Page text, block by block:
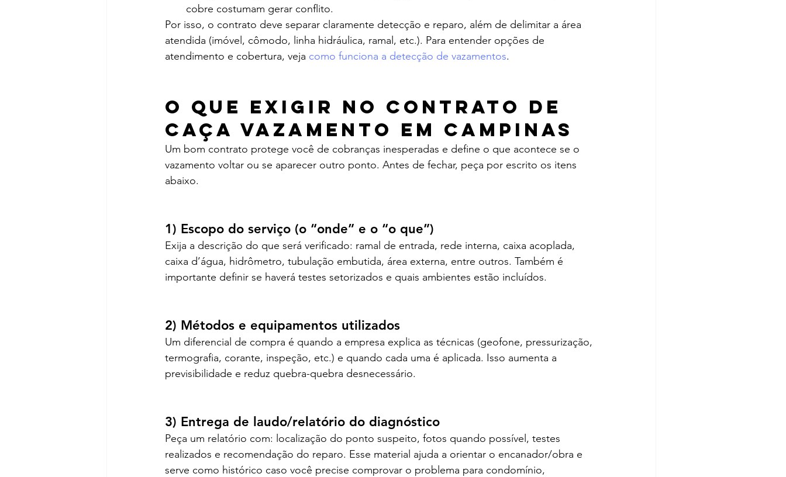
cobre costumam gerar conflito.
Por isso, o contrato deve separar claramente detecção e reparo, além de delimitar a área
atendida (imóvel, cômodo, linha hidráulica, ramal, etc.). Para entender opções de
atendimento e cobertura, veja como funciona a detecção de vazamentos.
O que exigir no contrato de
caça vazamento em Campinas
Um bom contrato protege você de cobranças inesperadas e define o que acontece se o
vazamento voltar ou se aparecer outro ponto. Antes de fechar, peça por escrito os itens
abaixo.
1) Escopo do serviço (o “onde” e o “o que”)
Exija a descrição do que será verificado: ramal de entrada, rede interna, caixa acoplada,
caixa d’água, hidrômetro, tubulação embutida, área externa, entre outros. Também é
importante definir se haverá testes setorizados e quais ambientes estão incluídos.
2) Métodos e equipamentos utilizados
Um diferencial de compra é quando a empresa explica as técnicas (geofone, pressurização,
termografia, corante, inspeção, etc.) e quando cada uma é aplicada. Isso aumenta a
previsibilidade e reduz quebra-quebra desnecessário.
3) Entrega de laudo/relatório do diagnóstico
Peça um relatório com: localização do ponto suspeito, fotos quando possível, testes
realizados e recomendação do reparo. Esse material ajuda a orientar o encanador/obra e
serve como histórico caso você precise comprovar o problema para condomínio,